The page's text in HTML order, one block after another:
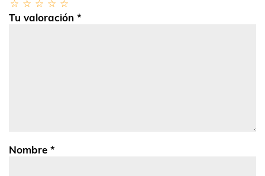
Tu valoración *
Nombre *